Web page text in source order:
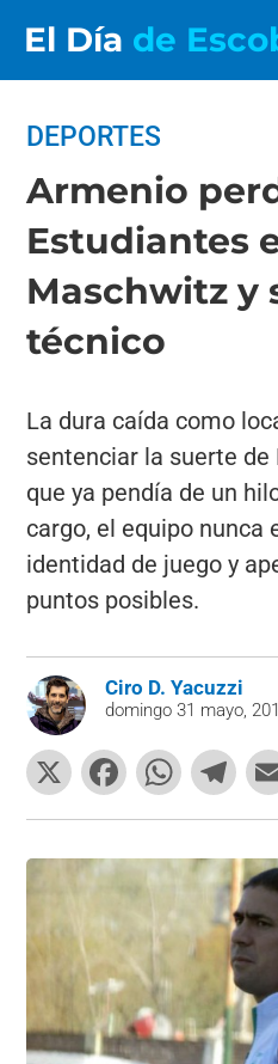
El Día de
DEPORTES
Armenio
Estudiantes
Maschwitz y
técnico
La dura caída como
sentenciar la suerte de
que ya pendía de un
cargo, el equipo nunca
identidad de juego y
puntos posibles.
Ciro D. Yacuzzi
domingo 31 mayo,
X
F
a
c
e
b
o
o
k
W
h
at
s
A
p
p
T
el
e
gr
a
m